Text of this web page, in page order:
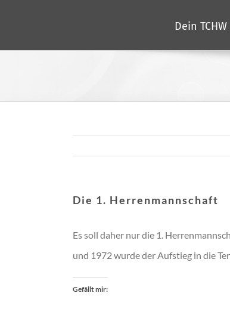
springen
Dein TCHW
Die 1. Herrenmannschaft
Es soll daher nur die 1.
und 1972 wurde der Aufstieg in die
Gefällt mir: